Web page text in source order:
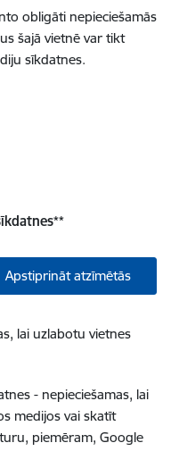
obligāti nepieciešamās
šajā vietnē var tikt
sīkdatnes.
**
Apstiprināt atzīmētās
lai uzlabotu vietnes
- nepieciešamas, lai
medijos vai skatīt
piemēram, Google